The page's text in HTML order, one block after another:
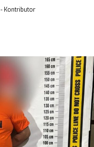
- Kontributor